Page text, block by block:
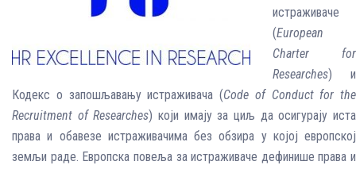
истраживаче
(European
Charter for
Researches) и
Кодекс о запошљавању истраживача (Code of Conduct for the
Recruitment of Researches) који имају за циљ да осигурају иста
права и обавезе истраживачима без обзира у којој европској
земљи раде. Европска повеља за истраживаче дефинише права и